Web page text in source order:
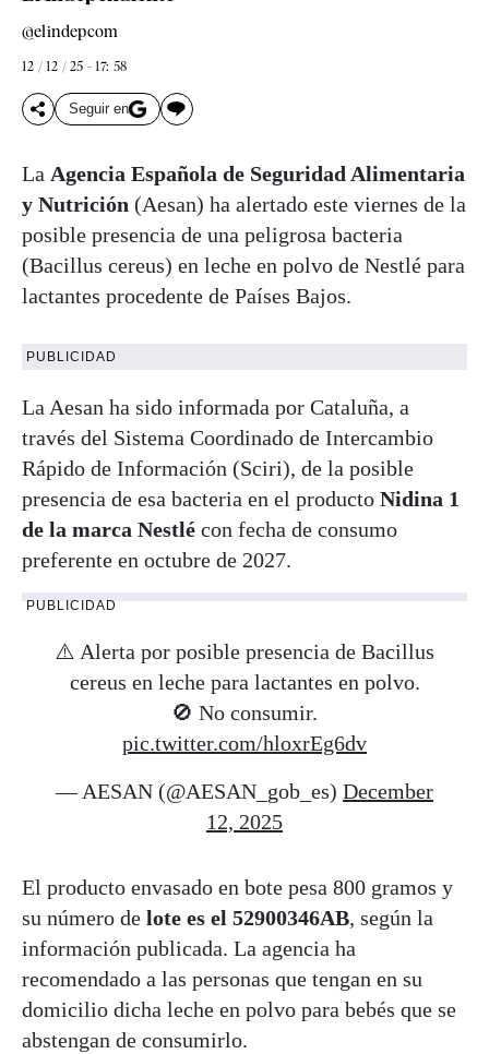
@elindepcom
12 / 12 / 25 - 17: 58
Seguir en
La Agencia Española de Seguridad Alimentaria
y Nutrición (Aesan) ha alertado este viernes de la
posible presencia de una peligrosa bacteria
(Bacillus cereus) en leche en polvo de Nestlé para
lactantes procedente de Países Bajos.
PUBLICIDAD
La Aesan ha sido informada por Cataluña, a
través del Sistema Coordinado de Intercambio
Rápido de Información (Sciri), de la posible
presencia de esa bacteria en el producto Nidina 1
de la marca Nestlé con fecha de consumo
preferente en octubre de 2027.
PUBLICIDAD
⚠️ Alerta por posible presencia de Bacillus
cereus en leche para lactantes en polvo.
🚫 No consumir.
pic.twitter.com/hloxrEg6dv
— AESAN (@AESAN_gob_es) December
12, 2025
El producto envasado en bote pesa 800 gramos y
su número de lote es el 52900346AB, según la
información publicada. La agencia ha
recomendado a las personas que tengan en su
domicilio dicha leche en polvo para bebés que se
abstengan de consumirlo.